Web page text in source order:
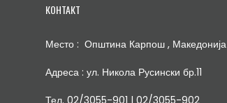
КОНТАКТ
Место : Општина Карпош , Македонија
Адреса : ул. Никола Русински бр.11